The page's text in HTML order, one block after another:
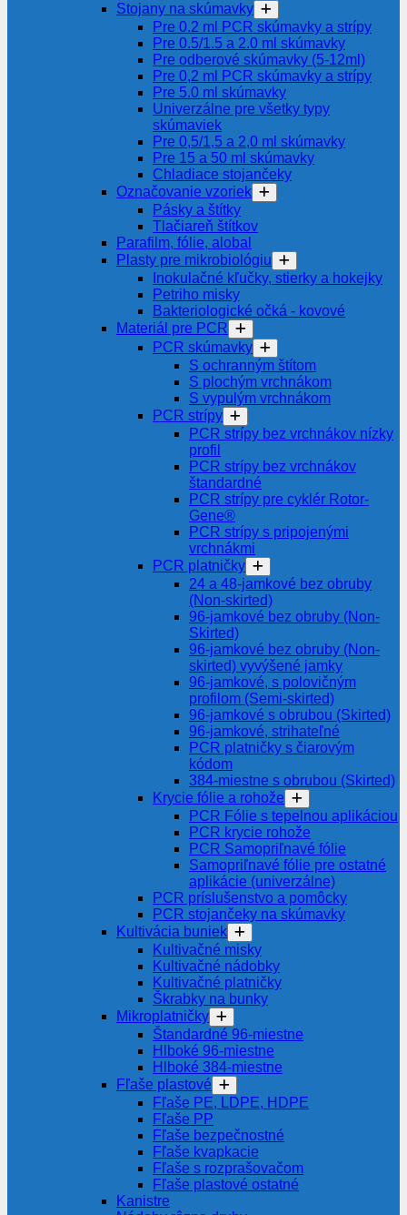
Stojany na skúmavky
Pre 0.2 ml PCR skúmavky a strípy
Pre 0.5/1.5 a 2.0 ml skúmavky
Pre odberové skúmavky (5-12ml)
Pre 0,2 ml PCR skúmavky a strípy
Pre 5.0 ml skúmavky
Univerzálne pre všetky typy
skúmaviek
Pre 0,5/1,5 a 2,0 ml skúmavky
Pre 15 a 50 ml skúmavky
Chladiace stojančeky
Označovanie vzoriek
Pásky a štítky
Tlačiareň štítkov
Parafilm, fólie, alobal
Plasty pre mikrobiológiu
Inokulačné kľučky, stierky a hokejky
Petriho misky
Bakteriologické očká - kovové
Materiál pre PCR
PCR skúmavky
S ochranným štítom
S plochým vrchnákom
S vypulým vrchnákom
PCR strípy
PCR strípy bez vrchnákov nízky
profil
PCR strípy bez vrchnákov
štandardné
PCR strípy pre cyklér Rotor-
Gene®
PCR strípy s pripojenými
vrchnákmi
PCR platničky
24 a 48-jamkové bez obruby
(Non-skirted)
96-jamkové bez obruby (Non-
Skirted)
96-jamkové bez obruby (Non-
skirted) vyvýšené jamky
96-jamkové, s polovičným
profilom (Semi-skirted)
96-jamkové s obrubou (Skirted)
96-jamkové, strihateľné
PCR platničky s čiarovým
kódom
384-miestne s obrubou (Skirted)
Krycie fólie a rohože
PCR Fólie s tepelnou aplikáciou
PCR krycie rohože
PCR Samopriľnavé fólie
Samopriľnavé fólie pre ostatné
aplikácie (univerzálne)
PCR príslušenstvo a pomôcky
PCR stojančeky na skúmavky
Kultivácia buniek
Kultivačné misky
Kultivačné nádobky
Kultivačné platničky
Škrabky na bunky
Mikroplatničky
Štandardné 96-miestne
Hlboké 96-miestne
Hlboké 384-miestne
Fľaše plastové
Fľaše PE, LDPE, HDPE
Fľaše PP
Fľaše bezpečnostné
Fľaše kvapkacie
Fľaše s rozprašovačom
Fľaše plastové ostatné
Kanistre